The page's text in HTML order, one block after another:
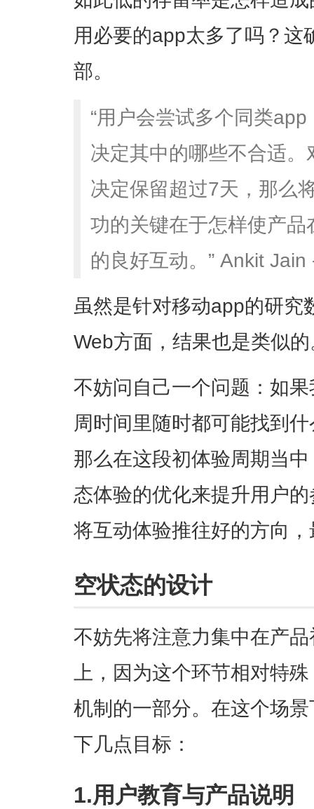
用必要的app太多了吗？这
部。
“用户会尝试多个同类
决定其中的哪些不合适。
决定保留超过7天，那么
功的关键在于怎样使产
的良好互动。” Ankit
虽然是针对移动app的研究
Web方面，结果也是类似
不妨问自己一个问题：如
周时间里随时都可能找到
那么在这段初体验周期当
态体验的优化来提升用户
将互动体验推往好的方向
空状态的设计
不妨先将注意力集中在产
上，因为这个环节相对特
机制的一部分。在这个场
下几点目标：
1.用户教育与产品说明